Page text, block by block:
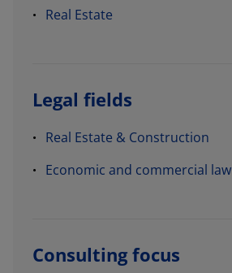
Real Estate
Legal fields
Real Estate & Construction
Economic and commercial law
Consulting focus